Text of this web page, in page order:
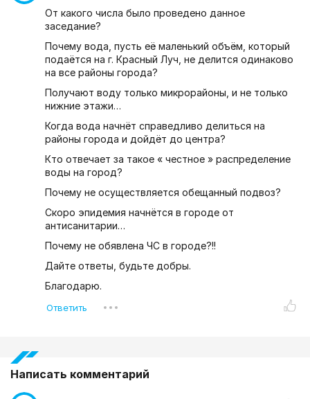
От какого числа было проведено данное
заседание?
Почему вода, пусть её маленький объём, который
подаётся на г. Красный Луч, не делится одинаково
на все районы города?
Получают воду только микрорайоны, и не только
нижние этажи…
Когда вода начнёт справедливо делиться на
районы города и дойдёт до центра?
Кто отвечает за такое « честное » распределение
воды на город?
Почему не осуществляется обещанный подвоз?
Скоро эпидемия начнётся в городе от
антисанитарии…
Почему не обявлена ЧС в городе?!!
Дайте ответы, будьте добры.
Благодарю.
Написать комментарий